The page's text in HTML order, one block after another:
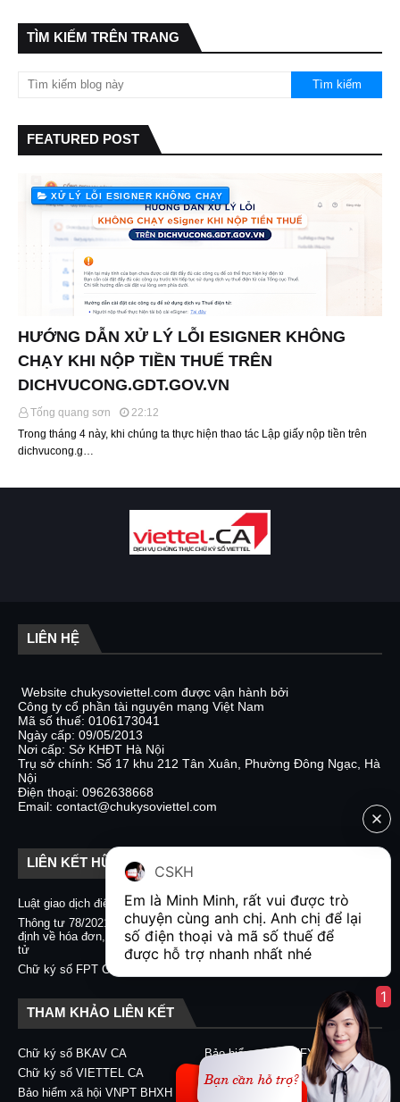
TÌM KIẾM TRÊN TRANG
FEATURED POST
XỬ LÝ LỖI ESIGNER KHÔNG CHẠY
HƯỚNG DẪN XỬ LÝ LỖI ESIGNER KHÔNG
CHẠY KHI NỘP TIỀN THUẾ TRÊN
DICHVUCONG.GDT.GOV.VN
Tống quang sơn
22:12
Trong tháng 4 này, khi chúng ta thực hiện thao tác Lập giấy nộp tiền trên
dichvucong.g…
LIÊN HỆ
Website chukysoviettel.com được vận hành bởi
Công ty cổ phần tài nguyên mạng Việt Nam
Mã số thuế: 0106173041
Ngày cấp: 09/05/2013
Nơi cấp: Sở KHĐT Hà Nội
Trụ sở chính: Số 17 khu 212 Tân Xuân, Phường Đông Ngạc, Hà
Nội
Điện thoại: 0962638668
Email: contact@chukysoviettel.com
LIÊN KẾT HỮU ÍCH
Luật giao dịch điện tử
Nghị định 130/2018/NĐ-CP
Thông tư 78/2021/TT-BTC quy
định về hóa đơn, chứng từ điện
tử
Chữ ký số CA2 - Nacencomm
Chữ ký số VNPT CA
Chữ ký số BKAV CA
Chữ ký số FPT CA
THAM KHẢO LIÊN KẾT
Chữ ký số BKAV CA
Bảo hiểm xã hội EFY-eBHXH
Chữ ký số VIETTEL CA
Chữ ký số CA2 - Nacencomm
Bảo hiểm xã hội VNPT BHXH
Chữ ký số VNPT CA
CSKH
Em là Minh Minh, rất vui được trò
chuyện cùng anh chị. Anh chị để lại
số điện thoại và mã số thuế để
được hỗ trợ nhanh nhất nhé
1